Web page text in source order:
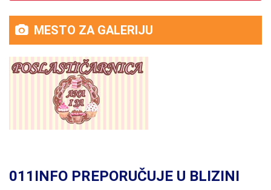
MESTO ZA GALERIJU
011INFO PREPORUČUJE U BLIZINI